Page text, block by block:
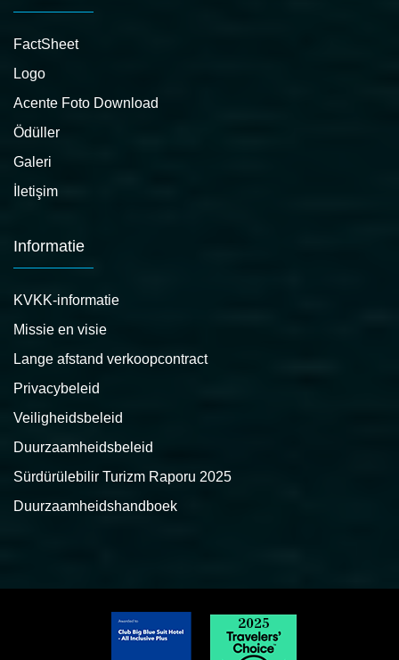
FactSheet
Logo
Acente Foto Download
Ödüller
Galeri
İletişim
Informatie
KVKK-informatie
Missie en visie
Lange afstand verkoopcontract
Privacybeleid
Veiligheidsbeleid
Duurzaamheidsbeleid
Sürdürülebilir Turizm Raporu 2025
Duurzaamheidshandboek